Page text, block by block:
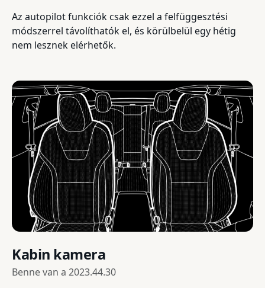
Az autopilot funkciók csak ezzel a felfüggesztési
módszerrel távolíthatók el, és körülbelül egy hétig
nem lesznek elérhetők.
Kabin kamera
Benne van a 2023.44.30